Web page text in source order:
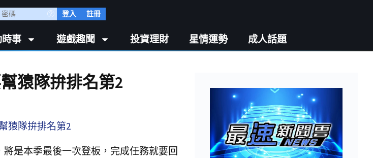
登入 註冊
事 遊戲趣聞 投資理財 星情運勢 成人話題
猿隊拚排名第2
是本季最後一次登板，完成任務就要回